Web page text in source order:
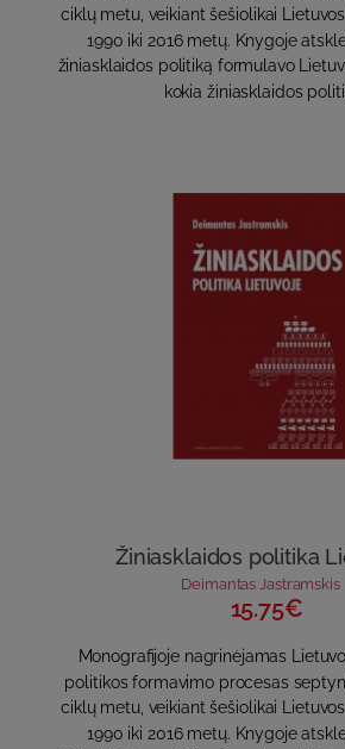
ciklų metu, veikiant šešiolikai
1990 iki 2016 metų. Knygoje
žiniasklaidos politiką formulavo
kokia žiniasklaidos
Žiniasklaidos politika
Deimantas Jastramskis
15.75€
Monografijoje nagrinėjamas
politikos formavimo procesas
ciklų metu, veikiant šešiolikai
1990 iki 2016 metų. Knygoje